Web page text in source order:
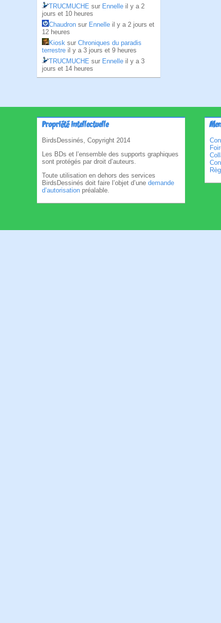
TRUCMUCHE sur Ennelle il y a 2
jours et 10 heures
Chaudron sur Ennelle il y a 2 jours et
12 heures
Kiosk sur Chroniques du paradis
terrestre il y a 3 jours et 9 heures
TRUCMUCHE sur Ennelle il y a 3
jours et 14 heures
Propriété intellectuelle
BirdsDessinés, Copyright 2014
Les BDs et l’ensemble des supports graphiques
sont protégés par droit d’auteurs.
Toute utilisation en dehors des services
BirdsDessinés doit faire l’objet d’une demande
d’autorisation préalable.